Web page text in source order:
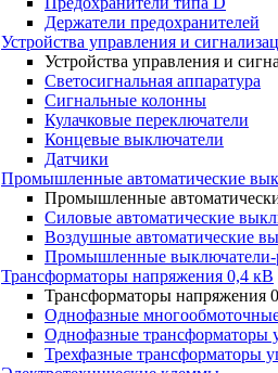
Держатели предохранителей
Устройства управления и
Устройства управления и
Светосигнальная аппаратура
Сигнальные колонны
Кулачковые переключатели
Концевые выключатели
Датчики
Промышленные автоматические
Промышленные
Силовые автоматические
Воздушные автоматические
Промышленные выключатели-
Трансформаторы напряжения 0,4 кВ
Трансформаторы напряжения
Однофазные
Однофазные трансформаторы
Трехфазные трансформаторы